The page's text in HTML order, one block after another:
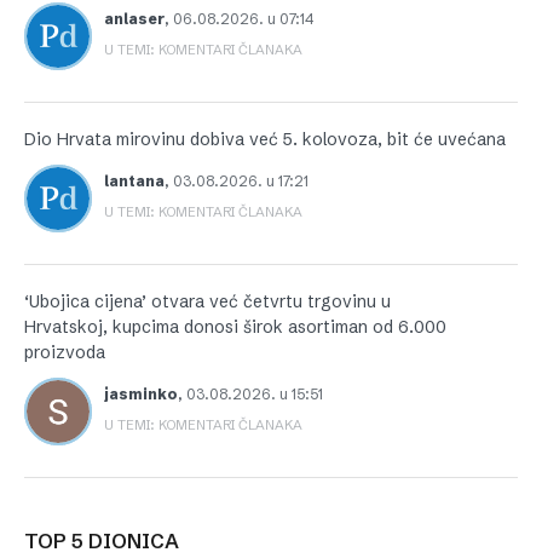
anlaser, 06.08.2026. u 07:14
U TEMI: KOMENTARI ČLANAKA
Dio Hrvata mirovinu dobiva već 5. kolovoza, bit će uvećana
lantana, 03.08.2026. u 17:21
U TEMI: KOMENTARI ČLANAKA
‘Ubojica cijena’ otvara već četvrtu trgovinu u
Hrvatskoj, kupcima donosi širok asortiman od 6.000
proizvoda
jasminko, 03.08.2026. u 15:51
U TEMI: KOMENTARI ČLANAKA
TOP 5 DIONICA